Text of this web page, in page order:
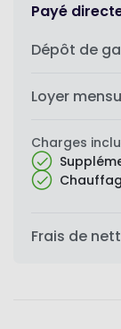
Payé
Dépôt de
Loyer
Charges
Frais de